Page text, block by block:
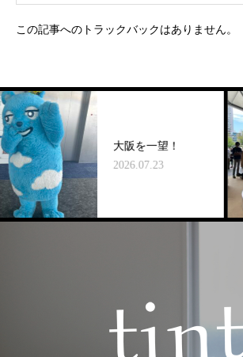
この記事へのトラックバックはありません。
大阪を一望！
2026.07.23